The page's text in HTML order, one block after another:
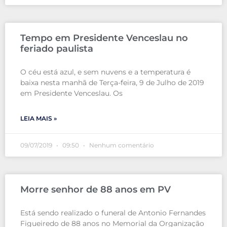
Tempo em Presidente Venceslau no
feriado paulista
O céu está azul, e sem nuvens e a temperatura é
baixa nesta manhã de Terça-feira, 9 de Julho de 2019
em Presidente Venceslau. Os
LEIA MAIS »
09/07/2019 09:50 Nenhum comentário
Morre senhor de 88 anos em PV
Está sendo realizado o funeral de Antonio Fernandes
Figueiredo de 88 anos no Memorial da Organização